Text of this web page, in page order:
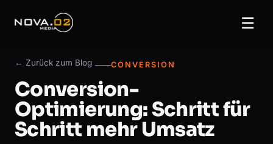
☰
← Zurück zum Blog CONVERSION
Conversion-
Optimierung: Schritt für
Schritt mehr Umsatz